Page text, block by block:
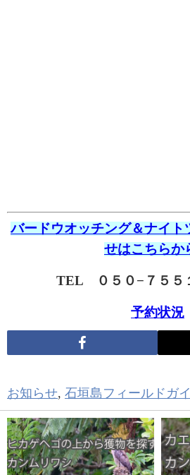
バードウオッチング＆ナイト
せはこちらか
TEL ０５０−７５５
予約状況
お知らせ, 石垣島フィールドガ